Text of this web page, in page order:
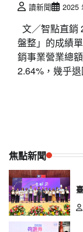
讀新聞 2025
文／智點直銷
盤整」的成績
銷事業營業總
2.64%，幾乎
章
分
頁
焦點新聞